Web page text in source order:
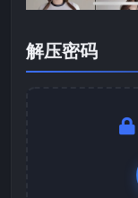
解压密码